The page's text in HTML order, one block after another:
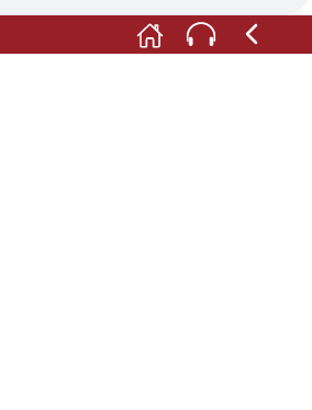
kam die Fayence-Herstellung